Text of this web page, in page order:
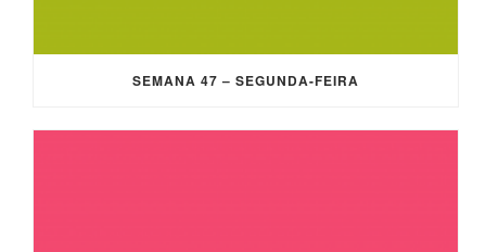
SEMANA 47 – SEGUNDA-FEIRA